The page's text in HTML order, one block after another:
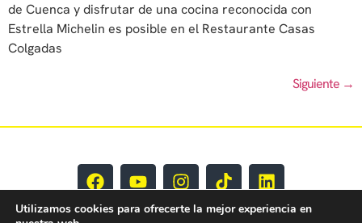
de Cuenca y disfrutar de una cocina reconocida con
Estrella Michelin es posible en el Restaurante Casas
Colgadas
Siguiente →
Utilizamos cookies para ofrecerte la mejor experiencia en